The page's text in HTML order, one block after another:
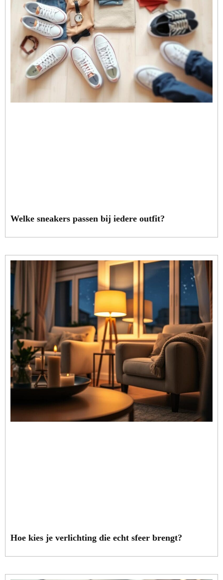
Welke sneakers passen bij iedere outfit?
Hoe kies je verlichting die echt sfeer brengt?